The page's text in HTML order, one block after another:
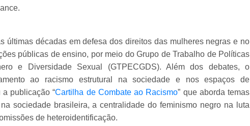
últimas décadas em defesa dos direitos das mulheres negras e no
públicas de ensino, por meio do Grupo de Trabalho de Políticas
e Diversidade Sexual (GTPECGDS). Além dos debates, o
ao racismo estrutural na sociedade e nos espaços de
publicação “Cartilha de Combate ao Racismo” que aborda temas
sociedade brasileira, a centralidade do feminismo negro na luta
de heteroidentificação.